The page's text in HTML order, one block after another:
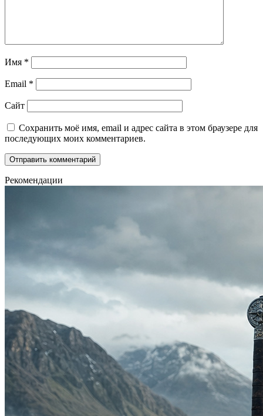
Имя *
Email *
Сайт
Сохранить моё имя, email и адрес сайта в этом браузере для
последующих моих комментариев.
Рекомендации